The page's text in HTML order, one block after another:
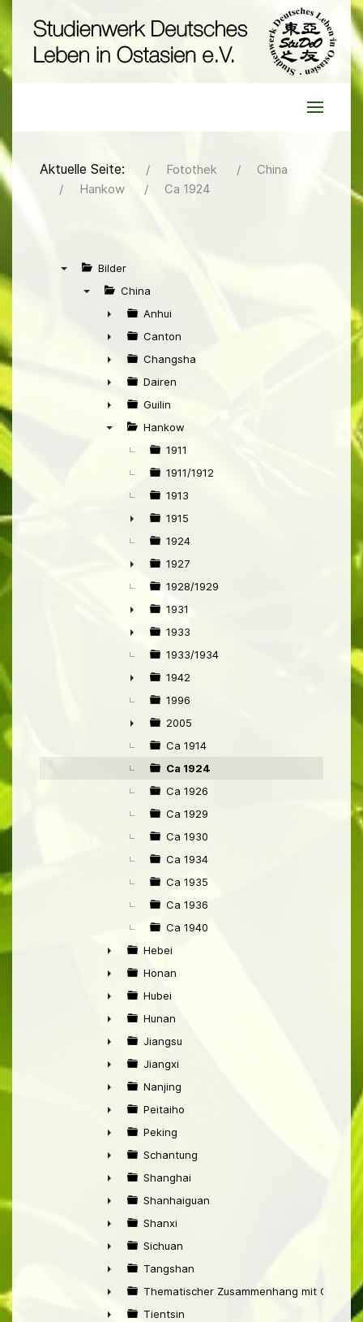
Aktuelle Seite: Fotothek
China
Hankow
Ca 1924
Bilder
China
►
Anhui
►
Canton
►
Changsha
►
Dairen
►
Guilin
Hankow
1911
1911/1912
1913
►
1915
1924
►
1927
1928/1929
►
1931
►
1933
1933/1934
►
1942
1996
►
2005
Ca 1914
Ca 1924
Ca 1926
Ca 1929
Ca 1930
Ca 1934
Ca 1935
Ca 1936
Ca 1940
►
Hebei
►
Honan
►
Hubei
►
Hunan
►
Jiangsu
►
Jiangxi
►
Nanjing
►
Peitaiho
►
Peking
►
Schantung
►
Shanghai
►
Shanhaiguan
►
Shanxi
►
Sichuan
►
Tangshan
►
Thematischer Zusammenhang mit China
Tientsin